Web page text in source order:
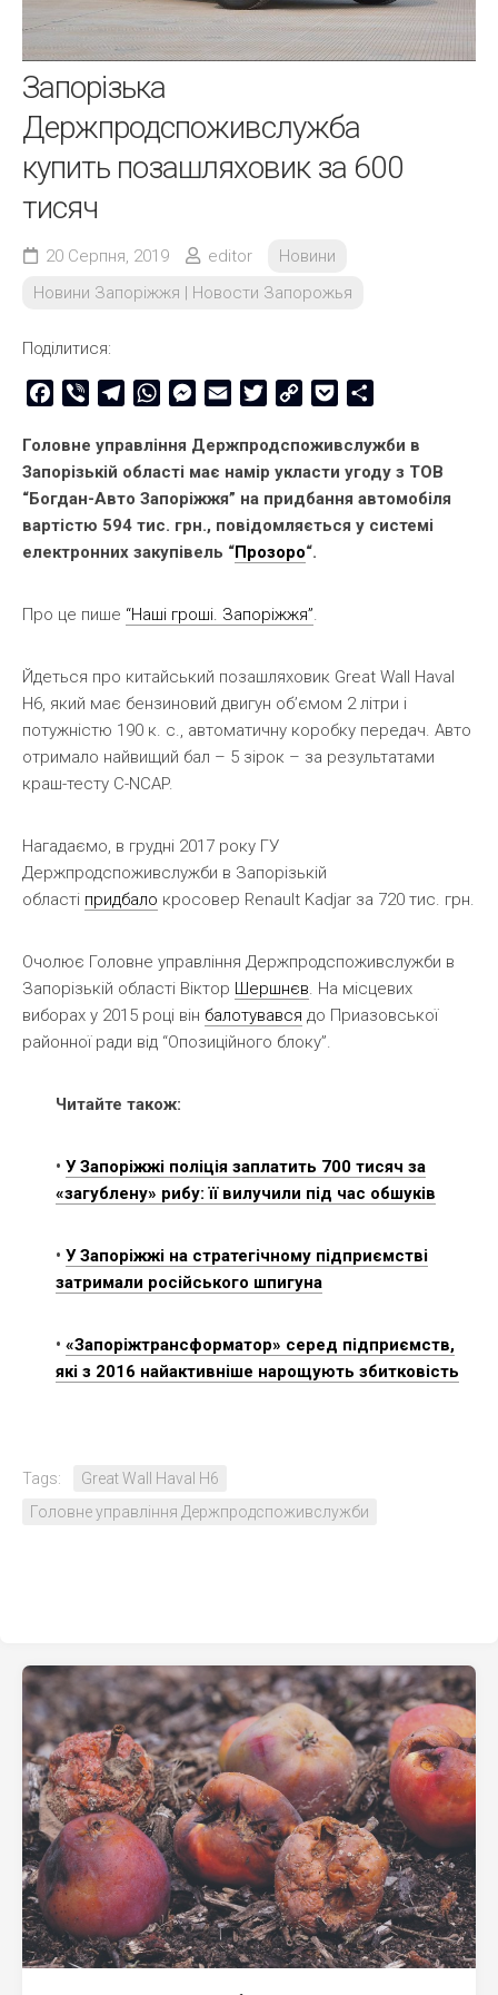
Запорізька
Держпродспоживслужба
купить позашляховик за 600
тисяч
20 Серпня, 2019 editor
Новини
Новини Запоріжжя | Новости Запорожья
Поділитися:
Facebook
Viber TelegramWhatsAppMessenger
Email TwitterCopy
Pocket
Головне управління Держпродспоживслужби в
Запорізькій області має намір укласти угоду з ТОВ
“Богдан-Авто Запоріжжя” на придбання автомобіля
вартістю 594 тис. грн., повідомляється у системі
електронних закупівель “Прозоро“.
Про це пише “Наші гроші. Запоріжжя”
Йдеться про китайський позашляховик Great Wall Haval
H6, який має бензиновий двигун об’ємом 2 літри і
потужністю 190 к. с., автоматичну коробку передач. Авто
отримало найвищий бал – 5 зірок – за результатами
краш-тесту С-NCAP.
Нагадаємо, в грудні 2017 року ГУ
Держпродспоживслужби в Запорізькій
області придбало кросовер Renault Kadjar за 720 тис. грн.
Очолює Головне управління Держпродспоживслужби в
Запорізькій області Віктор Шершнєв . На місцевих
виборах у 2015 році він балотувався до Приазовської
районної ради від “Опозиційного блоку”.
Читайте також:
• У Запоріжжі поліція заплатить 700 тисяч за
«загублену» рибу: її вилучили під час обшуків
• У Запоріжжі на стратегічному підприємстві
затримали російського шпигуна
• «Запоріжтрансформатор» серед підприємств,
які з 2016 найактивніше нарощують збитковість
Tags:
Great Wall Haval H6
Головне управління Держпродспоживслужби